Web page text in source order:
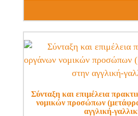
Σύνταξη και επιμέλεια
νομικών προσώπων
αγγλική-